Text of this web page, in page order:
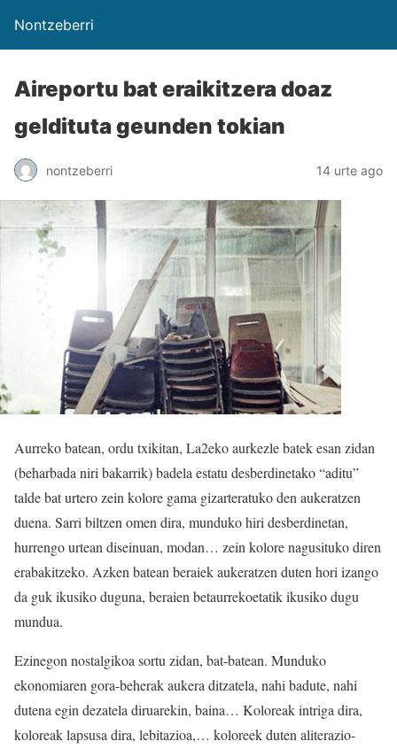
Nontzeberri
Aireportu bat eraikitzera doaz
geldituta geunden tokian
nontzeberri 14 urte ago
Aurreko batean, ordu txikitan, La2eko aurkezle batek esan zidan
(beharbada niri bakarrik) badela estatu desberdinetako “aditu”
talde bat urtero zein kolore gama gizarteratuko den aukeratzen
duena. Sarri biltzen omen dira, munduko hiri desberdinetan,
hurrengo urtean diseinuan, modan… zein kolore nagusituko diren
erabakitzeko. Azken batean beraiek aukeratzen duten hori izango
da guk ikusiko duguna, beraien betaurrekoetatik ikusiko dugu
mundua.
Ezinegon nostalgikoa sortu zidan, bat-batean. Munduko
ekonomiaren gora-beherak aukera ditzatela, nahi badute, nahi
dutena egin dezatela diruarekin, baina… Koloreak intriga dira,
koloreak lapsusa dira, lebitazioa,… koloreek duten aliterazio-